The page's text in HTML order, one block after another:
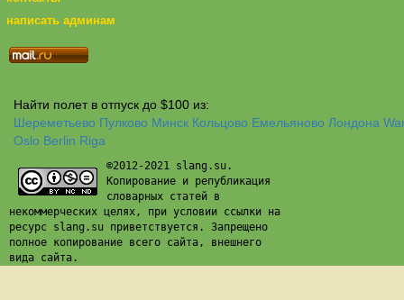
написать админам
Найти полет в отпуск до $100 из:
Шереметьево Пулково Минск Кольцово Емельяново Лондона
Oslo Berlin Riga
©2012-2021 slang.su.
Копирование и републикация
словарных статей в
некоммерческих целях, при условии ссылки на
ресурс slang.su приветствуется. Запрещено
полное копирование всего сайта, внешнего
вида сайта.